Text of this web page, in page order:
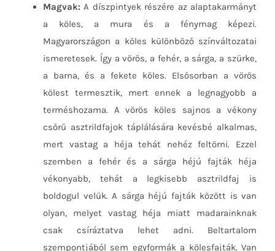
Magvak:A díszpintyek részére az alaptakarmányt
a köles, a mura és a fénymag képezi.
Magyarországon a köles különböző színváltozatai
ismeretesek. Így a vörös, a fehér, a sárga, a szürke,
a barna, és a fekete köles. Elsősorban a vörös
kölest termesztik, mert ennek a legnagyobb a
terméshozama. A vörös köles sajnos a vékony
csőrű asztrildfajok táplálására kevésbé alkalmas,
mert vastag a héja tehát nehéz feltörni. Ezzel
szemben a fehér és a sárga héjú fajták héja
vékonyabb, tehát a legkisebb asztrildfaj is
boldogul velük. A sárga héjú fajták között is van
olyan, melyet vastag héja miatt madarainknak
csak csíráztatva lehet adni. Beltartalom
szempontjából sem egyformák a kölesfajták. Van